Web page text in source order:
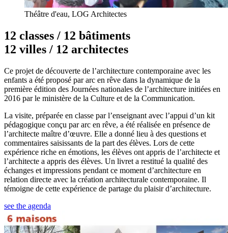
Théâtre d'eau, LOG Architectes
12 classes / 12 bâtiments
12 villes / 12 architectes
Ce projet de découverte de l’architecture contemporaine avec les
enfants a été proposé par arc en rêve dans la dynamique de la
première édition des Journées nationales de l’architecture initiées en
2016 par le ministère de la Culture et de la Communication.
La visite, préparée en classe par l’enseignant avec l’appui d’un kit
pédagogique conçu par arc en rêve, a été réalisée en présence de
l’architecte maître d’œuvre. Elle a donné lieu à des questions et
commentaires saisissants de la part des élèves. Lors de cette
expérience riche en émotions, les élèves ont appris de l’architecte et
l’architecte a appris des élèves. Un livret a restitué la qualité des
échanges et impressions pendant ce moment d’architecture en
relation directe avec la création architecturale contemporaine. Il
témoigne de cette expérience de partage du plaisir d’architecture.
see the agenda